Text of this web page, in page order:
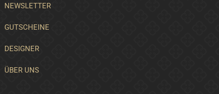
NEWSLETTER
GUTSCHEINE
DESIGNER
ÜBER UNS